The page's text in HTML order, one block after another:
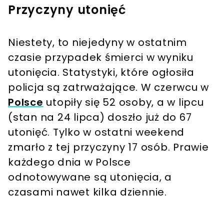
Przyczyny utonięć
Niestety, to niejedyny w ostatnim
czasie przypadek śmierci w wyniku
utonięcia. Statystyki, które ogłosiła
policja są zatrważające. W czerwcu w
Polsce utopiły się 52 osoby, a w lipcu
(stan na 24 lipca) doszło już do 67
utonięć. Tylko w ostatni weekend
zmarło z tej przyczyny 17 osób. Prawie
każdego dnia w Polsce
odnotowywane są utonięcia, a
czasami nawet kilka dziennie.